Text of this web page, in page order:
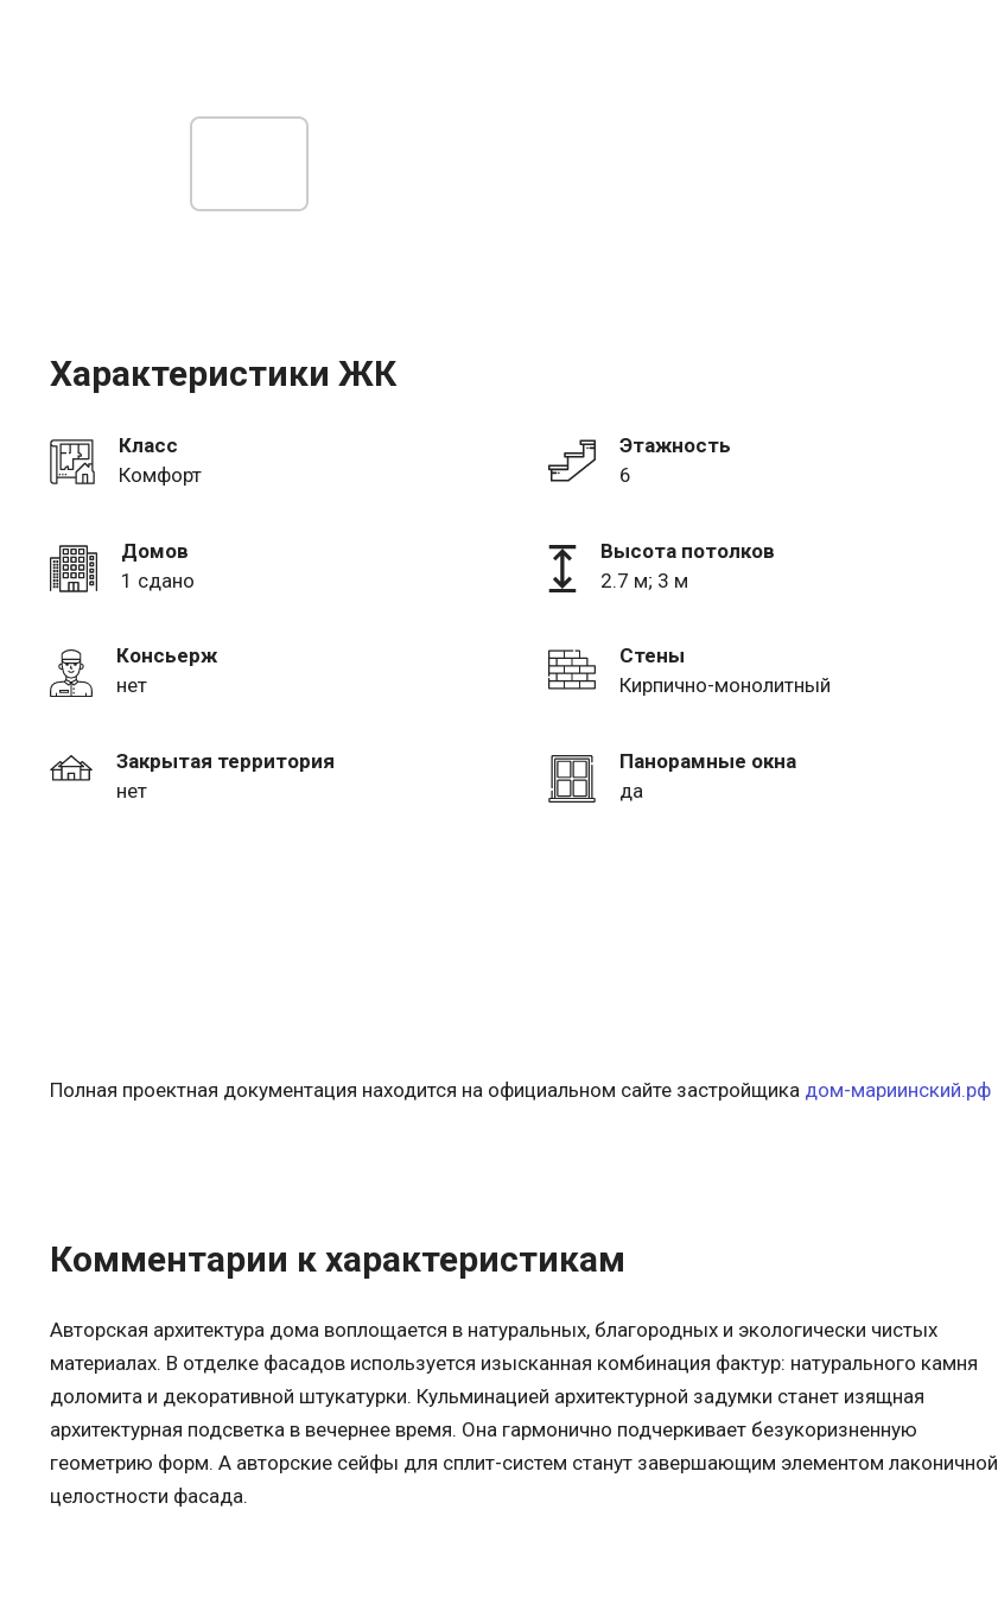
Характеристики ЖК
Класс
Комфорт
Этажность
6
Домов
1 сдано
Высота потолков
2.7 м; 3 м
Консьерж
нет
Стены
Кирпично-монолитный
Закрытая территория
нет
Панорамные окна
да
Полная проектная документация находится на официальном сайте застройщика дом-мариинский.рф
Комментарии к характеристикам
Авторская архитектура дома воплощается в натуральных, благородных и экологически чистых
материалах. В отделке фасадов используется изысканная комбинация фактур: натурального камня
доломита и декоративной штукатурки. Кульминацией архитектурной задумки станет изящная
архитектурная подсветка в вечернее время. Она гармонично подчеркивает безукоризненную
геометрию форм. А авторские сейфы для сплит-систем станут завершающим элементом лаконичной
целостности фасада.